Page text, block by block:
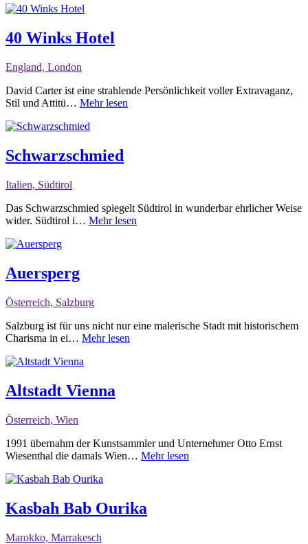
40 Winks Hotel
England, London
David Carter ist eine strahlende Persönlichkeit voller Extravaganz,
Stil und Attitü… Mehr lesen
Schwarzschmied
Italien, Südtirol
Das Schwarzschmied spiegelt Südtirol in wunderbar ehrlicher Weise
wider. Südtirol i… Mehr lesen
Auersperg
Österreich, Salzburg
Salzburg ist für uns nicht nur eine malerische Stadt mit historischem
Charisma in ei… Mehr lesen
Altstadt Vienna
Österreich, Wien
1991 übernahm der Kunstsammler und Unternehmer Otto Ernst
Wiesenthal die damals Wien… Mehr lesen
Kasbah Bab Ourika
Marokko, Marrakesch